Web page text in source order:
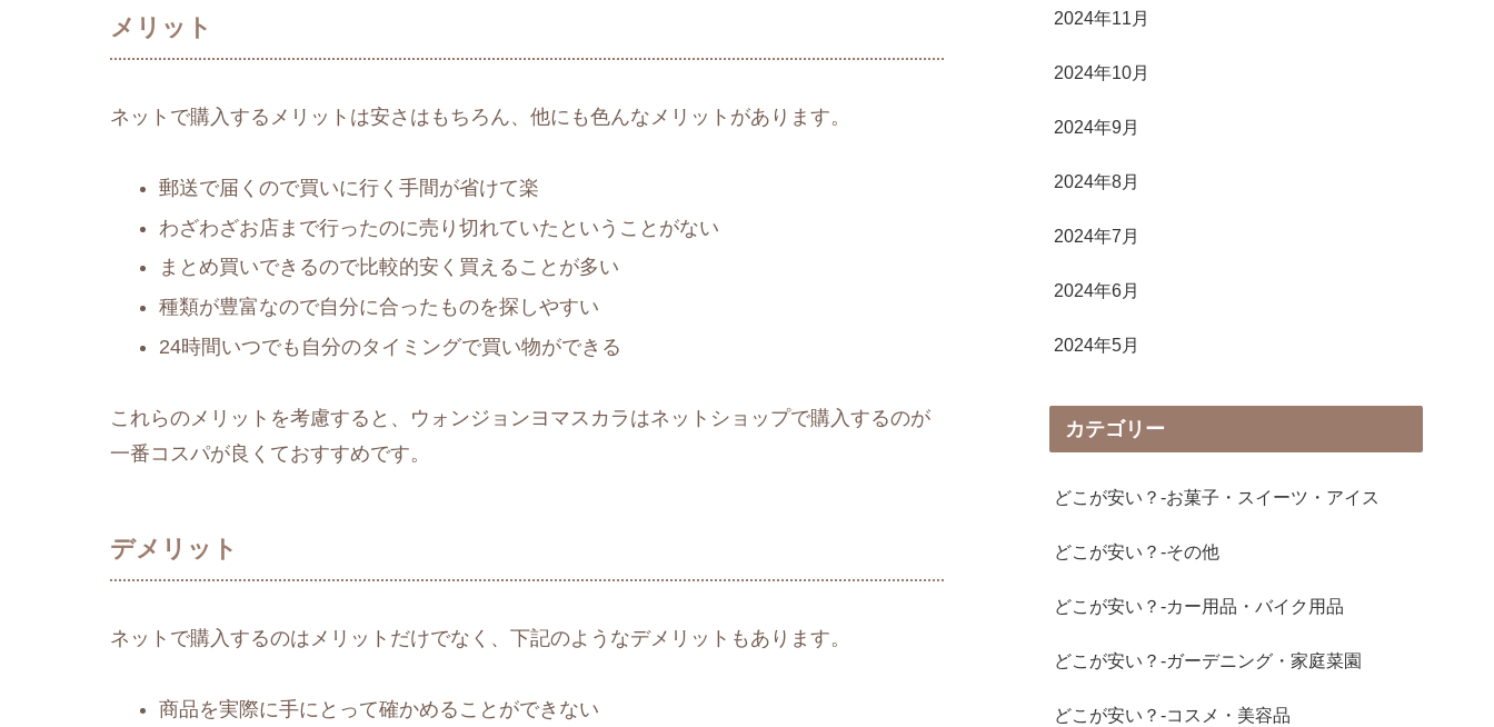
メリット
ネットで購入するメリットは安さはもちろん、他にも色んなメリットがあります。
郵送で届くので買いに行く手間が省けて楽
わざわざお店まで行ったのに売り切れていたということがない
まとめ買いできるので比較的安く買えることが多い
種類が豊富なので自分に合ったものを探しやすい
24時間いつでも自分のタイミングで買い物ができる
これらのメリットを考慮すると、ウォンジョンヨマスカラはネットショップで購入するのが
一番コスパが良くておすすめです。
デメリット
ネットで購入するのはメリットだけでなく、下記のようなデメリットもあります。
商品を実際に手にとって確かめることができない
2024年11月
2024年10月
2024年9月
2024年8月
2024年7月
2024年6月
2024年5月
カテゴリー
どこが安い？-お菓子・スイーツ・アイス
どこが安い？-その他
どこが安い？-カー用品・バイク用品
どこが安い？-ガーデニング・家庭菜園
どこが安い？-コスメ・美容品